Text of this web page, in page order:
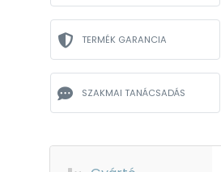
TERMÉK GARANCIA
SZAKMAI TANÁCSADÁS